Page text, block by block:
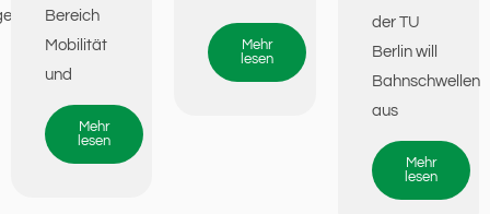
Bereich
Mobilität
und
Mehr
lesen
Mehr
lesen
der TU
Berlin will
Bahnschwellen
aus
Mehr
lesen